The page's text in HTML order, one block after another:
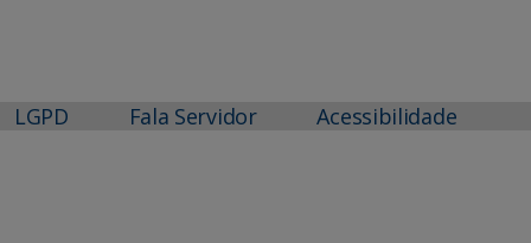
LGPD Fala Servidor Acessibilidade